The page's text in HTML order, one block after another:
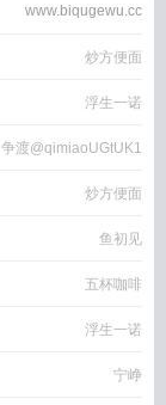
www.biqugewu.cc
炒方便面
浮生一诺
争渡@qimiaoUGtUK1
炒方便面
鱼初见
五杯咖啡
浮生一诺
宁峥